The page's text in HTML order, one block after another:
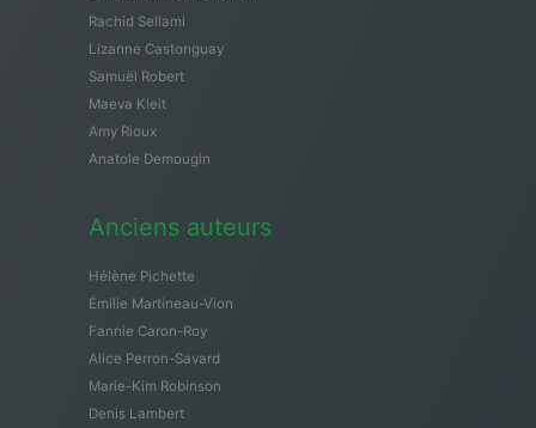
Rachid Sellami
Lizanne Castonguay
Samuël Robert
Maeva Kleit
Amy Rioux
Anatole Demougin
Anciens auteurs
Hélène Pichette
Émilie Martineau-Vion
Fannie Caron-Roy
Alice Perron-Savard
Marie-Kim Robinson
Denis Lambert